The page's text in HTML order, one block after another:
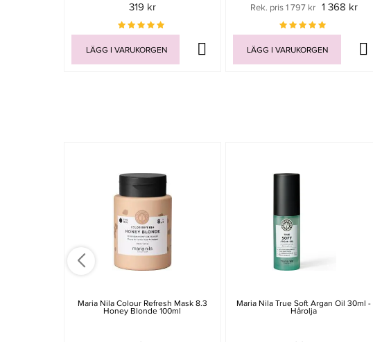
319 kr
LÄGG I VARUKORGEN
Rek. pris 1 797 kr 1 368 kr
LÄGG I VARUKORGEN
Maria Nila Colour Refresh Mask 8.3
Honey Blonde 100ml
Maria Nila True Soft Argan Oil 30ml -
Hårolja